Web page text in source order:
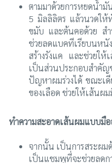
ตามมาด้วยการหยดน้ำ
5 มิลลิลิตร แล้วนวดให้
ขมับ และต้นคอด้วย ส
ช่วยลดแบคทีเรียบนหนั
สร้างรังแค และช่วยใ
เป็นส่วนประกอบสำคั
ปัญหาผมร่วงได้ ขณะเดี
ของเลือด ช่วยให้เส้นผ
ทำความสะอาดเส้นผมแบบมื
จากนั้น เป็นการสระผ
เป็นแชมพูที่จะช่วยลดก